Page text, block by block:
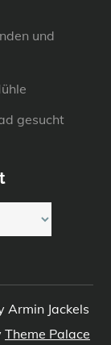
und
gesucht
Armin Jackels
Theme Palace